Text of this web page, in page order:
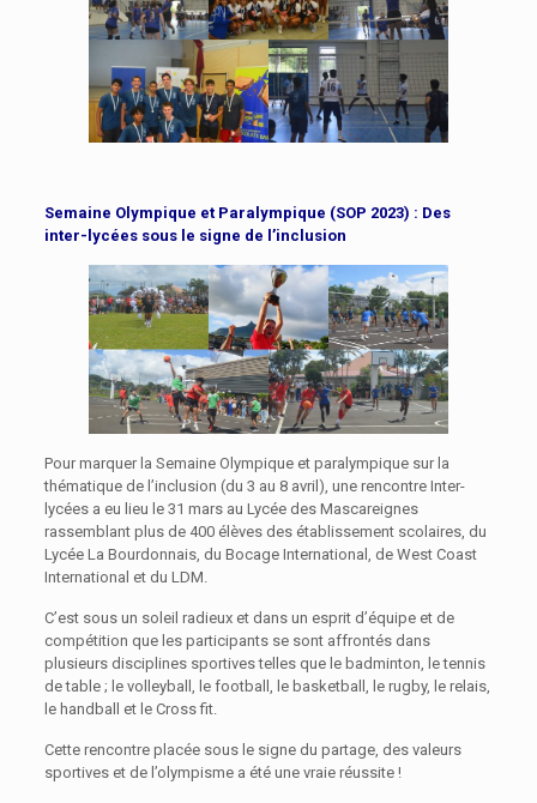
Semaine Olympique et Paralympique (SOP 2023) : Des
inter-lycées sous le signe de l’inclusion
Pour marquer la Semaine Olympique et paralympique sur la
thématique de l’inclusion (du 3 au 8 avril), une rencontre Inter-
lycées a eu lieu le 31 mars au Lycée des Mascareignes
rassemblant plus de 400 élèves des établissement scolaires, du
Lycée La Bourdonnais, du Bocage International, de West Coast
International et du LDM.
C’est sous un soleil radieux et dans un esprit d’équipe et de
compétition que les participants se sont affrontés dans
plusieurs disciplines sportives telles que le badminton, le tennis
de table ; le volleyball, le football, le basketball, le rugby, le relais,
le handball et le Cross fit.
Cette rencontre placée sous le signe du partage, des valeurs
sportives et de l’olympisme a été une vraie réussite !